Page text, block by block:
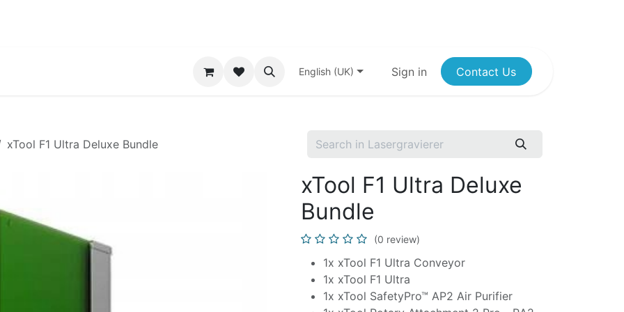
English (UK) Sign in Contact Us
xTool F1 Ultra Deluxe Bundle
xTool F1 Ultra Deluxe
Bundle
(0 review)
1x xTool F1 Ultra Conveyor
1x xTool F1 Ultra
1x xTool SafetyPro™ AP2 Air Purifier